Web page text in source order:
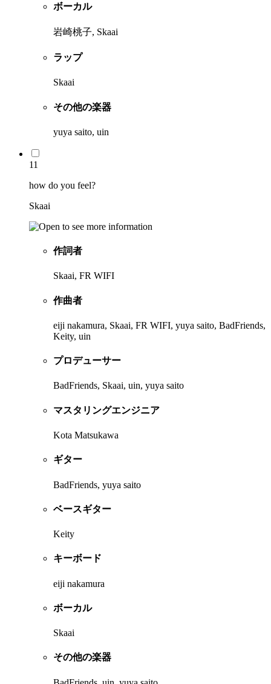
ボーカル
岩崎桃子, Skaai
ラップ
Skaai
その他の楽器
yuya saito, uin
11
how do you feel?
Skaai
作詞者
Skaai, FR WIFI
作曲者
eiji nakamura, Skaai, FR WIFI, yuya saito, BadFriends,
Keity, uin
プロデューサー
BadFriends, Skaai, uin, yuya saito
マスタリングエンジニア
Kota Matsukawa
ギター
BadFriends, yuya saito
ベースギター
Keity
キーボード
eiji nakamura
ボーカル
Skaai
その他の楽器